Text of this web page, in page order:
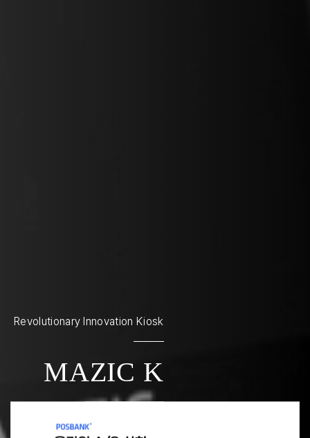
Revolutionary Innovation Kiosk
MAZIC K